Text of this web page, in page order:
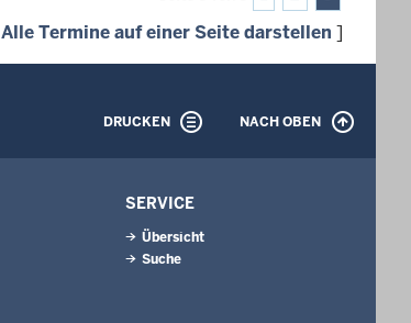
Alle Termine auf einer Seite darstellen ]
DRUCKEN NACH OBEN
SERVICE
Übersicht
Suche